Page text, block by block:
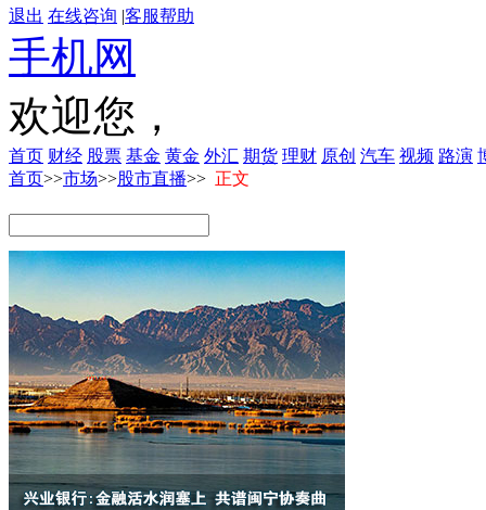
退出 在线咨询 |客服帮助
手机网
欢迎您，
首页 财经 股票 基金 黄金 外汇 期货 理财 原创 汽车 视频 路演
首页>>市场>>股市直播>> 正文